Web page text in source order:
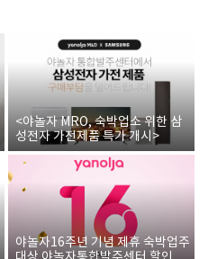
<야놀자 MRO, 숙박업소 위한 삼
성전자 가전제품 특가 개시>
야놀자16주년 기념 제휴 숙박업주